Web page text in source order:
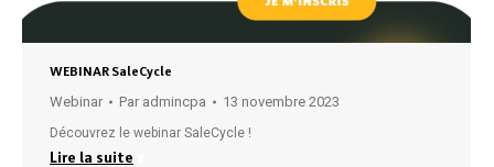
WEBINAR SaleCycle
Webinar Par admincpa 13 novembre 2023
Découvrez le webinar SaleCycle !
Lire la suite